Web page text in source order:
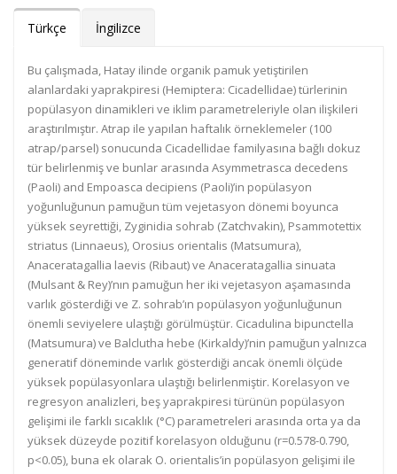
Türkçe İngilizce
Bu çalışmada, Hatay ilinde organik pamuk yetiştirilen
alanlardaki yaprakpiresi (Hemiptera: Cicadellidae) türlerinin
popülasyon dinamikleri ve iklim parametreleriyle olan ilişkileri
araştırılmıştır. Atrap ile yapılan haftalık örneklemeler (100
atrap/parsel) sonucunda Cicadellidae familyasına bağlı dokuz
tür belirlenmiş ve bunlar arasında Asymmetrasca decedens
(Paoli) and Empoasca decipiens (Paoli)’in popülasyon
yoğunluğunun pamuğun tüm vejetasyon dönemi boyunca
yüksek seyrettiği, Zyginidia sohrab (Zatchvakin), Psammotettix
striatus (Linnaeus), Orosius orientalis (Matsumura),
Anaceratagallia laevis (Ribaut) ve Anaceratagallia sinuata
(Mulsant & Rey)’nın pamuğun her iki vejetasyon aşamasında
varlık gösterdiği ve Z. sohrab’ın popülasyon yoğunluğunun
önemli seviyelere ulaştığı görülmüştür. Cicadulina bipunctella
(Matsumura) ve Balclutha hebe (Kirkaldy)’nin pamuğun yalnızca
generatif döneminde varlık gösterdiği ancak önemli ölçüde
yüksek popülasyonlara ulaştığı belirlenmiştir. Korelasyon ve
regresyon analizleri, beş yaprakpiresi türünün popülasyon
gelişimi ile farklı sıcaklık (°C) parametreleri arasında orta ya da
yüksek düzeyde pozitif korelasyon olduğunu (r=0.578-0.790,
p<0.05), buna ek olarak O. orientalis’in popülasyon gelişimi ile